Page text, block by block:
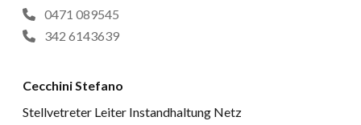
0471 089545
342 6143639
Cecchini Stefano
Stellvetreter Leiter Instandhaltung Netz